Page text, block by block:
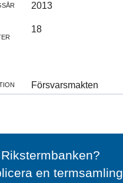
2013
18
Försvarsmakten
en termsamling